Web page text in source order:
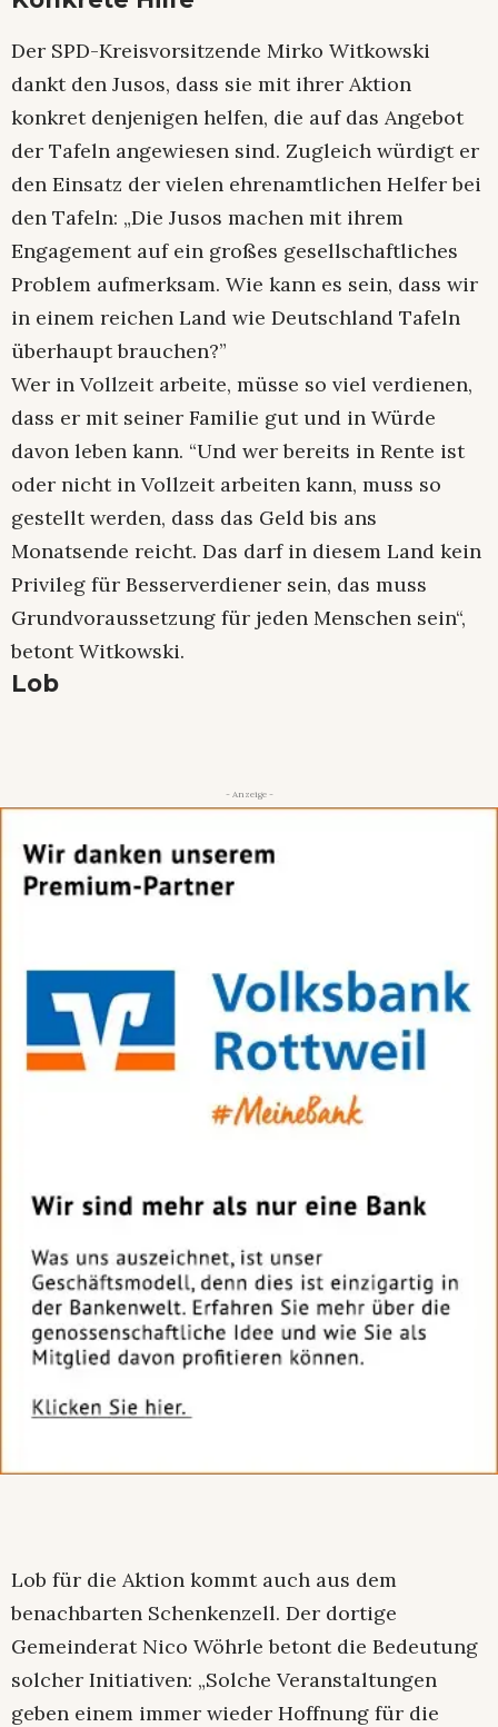
Der SPD-Kreisvorsitzende Mirko Witkowski
dankt den Jusos, dass sie mit ihrer Aktion
konkret denjenigen helfen, die auf das Angebot
der Tafeln angewiesen sind. Zugleich würdigt er
den Einsatz der vielen ehrenamtlichen Helfer bei
den Tafeln: „Die Jusos machen mit ihrem
Engagement auf ein großes gesellschaftliches
Problem aufmerksam. Wie kann es sein, dass wir
in einem reichen Land wie Deutschland Tafeln
überhaupt brauchen?”
Wer in Vollzeit arbeite, müsse so viel verdienen,
dass er mit seiner Familie gut und in Würde
davon leben kann. “Und wer bereits in Rente ist
oder nicht in Vollzeit arbeiten kann, muss so
gestellt werden, dass das Geld bis ans
Monatsende reicht. Das darf in diesem Land kein
Privileg für Besserverdiener sein, das muss
Grundvoraussetzung für jeden Menschen sein“,
betont Witkowski.
Lob
- Anzeige -
Lob für die Aktion kommt auch aus dem
benachbarten Schenkenzell. Der dortige
Gemeinderat Nico Wöhrle betont die Bedeutung
solcher Initiativen: „Solche Veranstaltungen
geben einem immer wieder Hoffnung für die